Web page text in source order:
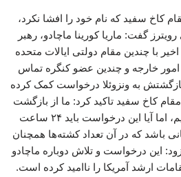
کاخ سفید که نام خود را افشا نکرد،
گفت: ماریا کورینا ماچادو، رهبر
با چندین مقام دولتی ایالات متحده
خارجه و چندین عضو کنگره تماس
بازگشتش به ونزوئلا درخواست کمک کرده
کاخ سفید تاکید کرد: ما از بازگشت
او به ونزوئلا حمایت می‌کنیم، اما آیا این درخواست باید ۲۴ ساعت
باشد که در آن تعداد کشته‌ها همچنان
این درخواست و تلاش دوباره ماچادو
ارشد آمریکا را ناامید کرده است.